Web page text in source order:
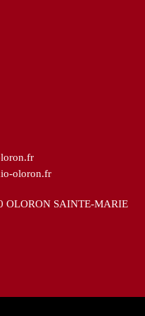
oloron.fr
OLORON SAINTE-MARIE